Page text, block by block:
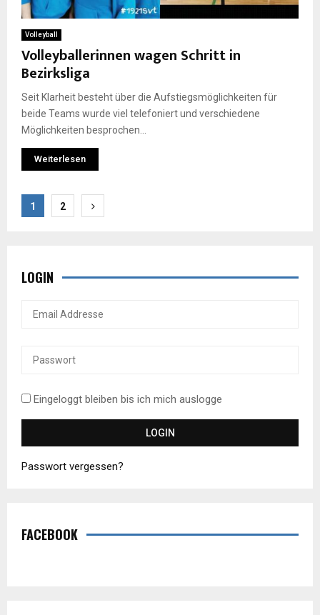
Volleyball
Volleyballerinnen wagen Schritt in
Bezirksliga
Seit Klarheit besteht über die Aufstiegsmöglichkeiten für
beide Teams wurde viel telefoniert und verschiedene
Möglichkeiten besprochen...
Weiterlesen
Seitennummerierung
1 2
LOGIN
Eingeloggt bleiben bis ich mich auslogge
Passwort vergessen?
FACEBOOK